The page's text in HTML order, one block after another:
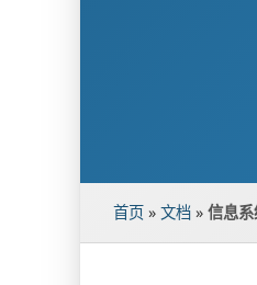
首页 » 文档 » 信息